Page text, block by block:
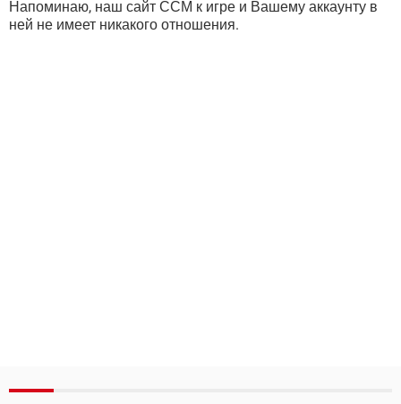
Напоминаю, наш сайт ССМ к игре и Вашему аккаунту в
ней не имеет никакого отношения.